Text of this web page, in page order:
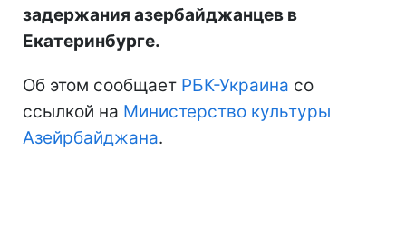
задержания азербайджанцев в
Екатеринбурге.
Об этом сообщает РБК-Украина со
ссылкой на Министерство культуры
Азейрбайджана.